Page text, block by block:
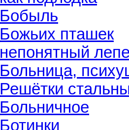
Бобыль
Божьих пташек
непонятный
Больница,
Решётки
Больничное
Ботинки